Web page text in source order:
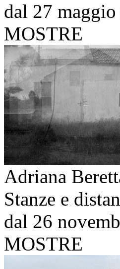
dal 27
MOSTRE
Adriana
Stanze e
dal 26
MOSTRE